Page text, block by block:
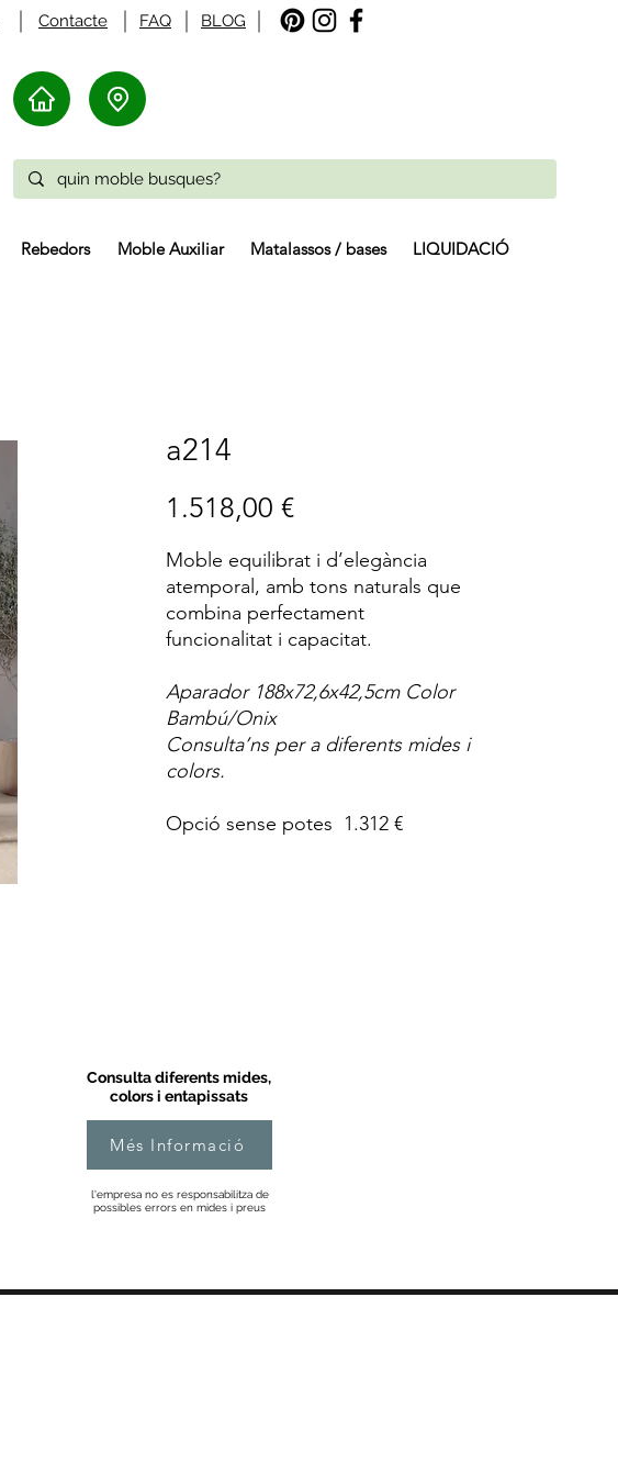
FAQ
Contacte BLOG
Rebedors Moble Auxiliar Matalassos / bases LIQUIDACIÓ
a214
1.518,00 €Price
Moble equilibrat i d’elegància
atemporal, amb tons naturals que
combina perfectament
funcionalitat i capacitat.
Aparador 188x72,6x42,5cm Color
Bambú/Onix
Consulta’ns per a diferents mides i
colors.
Opció sense potes 1.312 €
Consulta diferents mides,
colors i entapissats
Més Informació
l'empresa no es responsabilitza de
possibles errors en mides i preus